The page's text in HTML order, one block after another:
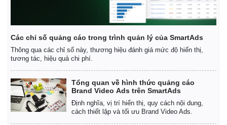
Các chỉ số quảng cáo trong trình quản lý của SmartAds
Thông qua các chỉ số này, thương hiệu đánh giá mức độ hiển thị,
tương tác, hiệu quả chi phí.
Tổng quan về hình thức quảng cáo
Brand Video Ads trên SmartAds
Định nghĩa, vị trí hiển thị, quy cách nội dung,
cách thiết lập và tối ưu Brand Video Ads.